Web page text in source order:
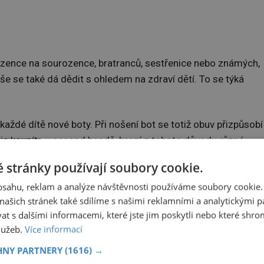
na sourozence, bratranců, sestřenice nebo známých,
se také dá dědit s ohledem na zdraví dětí. To se týká
dítě nové boty. Při nošení bot se totiž obuv přizpůsobí
koupíte v second handě, hrozí z tohoto důvodu různé
pohled velmi lákavě. Pokud si však porovnáte ceny v
oblečení, čeká na vás milé překvapení. Za částky, které
nové kousky.
stránky používají soubory cookie.
reklam a analýze návštěvnosti používáme soubory
stránek také sdílíme s našimi reklamními a analytickými
s dalšími informacemi, které jste jim poskytli nebo které
Více informací
PARTNERY (1616) →